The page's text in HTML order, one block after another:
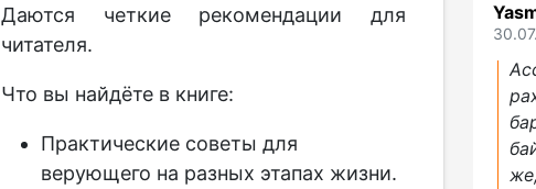
Даются четкие рекомендации для
читателя.
Что вы найдёте в книге:
Практические советы для
верующего на разных этапах жизни.